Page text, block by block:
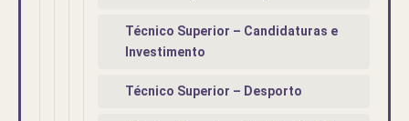
Técnico Superior – Candidaturas e
Investimento
Técnico Superior – Desporto